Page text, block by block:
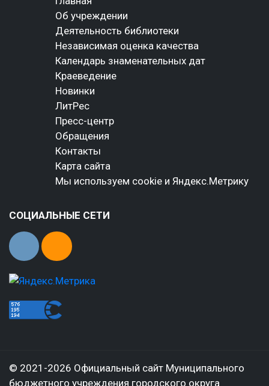
Об учреждении
Деятельность библиотеки
Независимая оценка качества
Календарь знаменательных дат
Краеведение
Новинки
ЛитРес
Пресс-центр
Обращения
Контакты
Карта сайта
Мы используем cookie и Яндекс.Метрику
СОЦИАЛЬНЫЕ СЕТИ
© 2021-2026 Официальный сайт Муниципального
бюджетного учреждения городского округа